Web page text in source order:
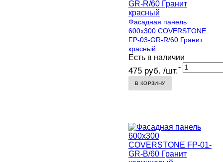
Фасадная панель
600х300 COVERSTONE
FP-03-GR-R/60 Гранит
красный
Есть в наличии
475 руб. /шт.-
В КОРЗИНУ